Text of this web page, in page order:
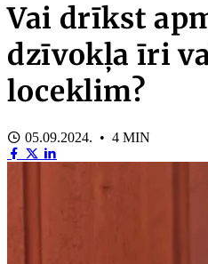
Vai drīkst
dzīvokļa īri
loceklim?
05.09.2024. • 4 MIN